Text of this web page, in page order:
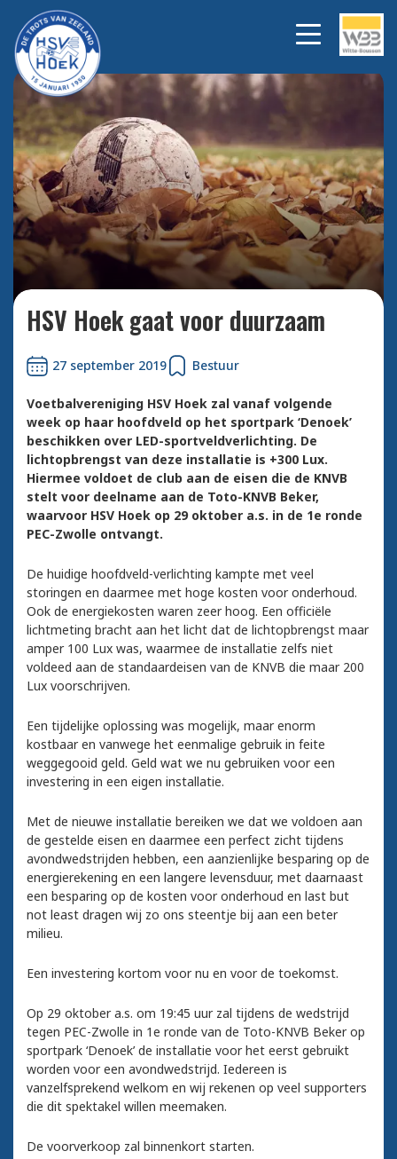
Bekijk alle foto's
HSV Hoek gaat voor duurzaam
27 september 2019 Bestuur
Voetbalvereniging HSV Hoek zal vanaf volgende
week op haar hoofdveld op het sportpark ‘Denoek’
beschikken over LED-sportveldverlichting. De
lichtopbrengst van deze installatie is +300 Lux.
Hiermee voldoet de club aan de eisen die de KNVB
stelt voor deelname aan de Toto-KNVB Beker,
waarvoor HSV Hoek op 29 oktober a.s. in de 1e ronde
PEC-Zwolle ontvangt.
De huidige hoofdveld-verlichting kampte met veel
storingen en daarmee met hoge kosten voor onderhoud.
Ook de energiekosten waren zeer hoog. Een officiële
lichtmeting bracht aan het licht dat de lichtopbrengst maar
amper 100 Lux was, waarmee de installatie zelfs niet
voldeed aan de standaardeisen van de KNVB die maar 200
Lux voorschrijven.
Een tijdelijke oplossing was mogelijk, maar enorm
kostbaar en vanwege het eenmalige gebruik in feite
weggegooid geld. Geld wat we nu gebruiken voor een
investering in een eigen installatie.
Met de nieuwe installatie bereiken we dat we voldoen aan
de gestelde eisen en daarmee een perfect zicht tijdens
avondwedstrijden hebben, een aanzienlijke besparing op de
energierekening en een langere levensduur, met daarnaast
een besparing op de kosten voor onderhoud en last but
not least dragen wij zo ons steentje bij aan een beter
milieu.
Een investering kortom voor nu en voor de toekomst.
Op 29 oktober a.s. om 19:45 uur zal tijdens de wedstrijd
tegen PEC-Zwolle in 1e ronde van de Toto-KNVB Beker op
sportpark ‘Denoek’ de installatie voor het eerst gebruikt
worden voor een avondwedstrijd. Iedereen is
vanzelfsprekend welkom en wij rekenen op veel supporters
die dit spektakel willen meemaken.
De voorverkoop zal binnenkort starten.